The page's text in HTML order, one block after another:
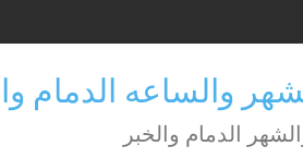
الدمام والخبر